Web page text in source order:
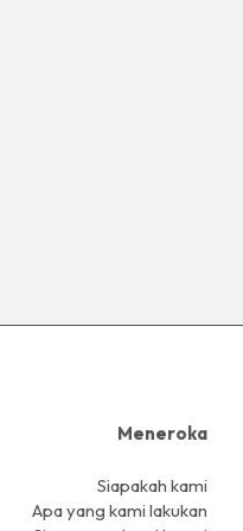
Meneroka
Siapakah kami
Apa yang kami lakukan